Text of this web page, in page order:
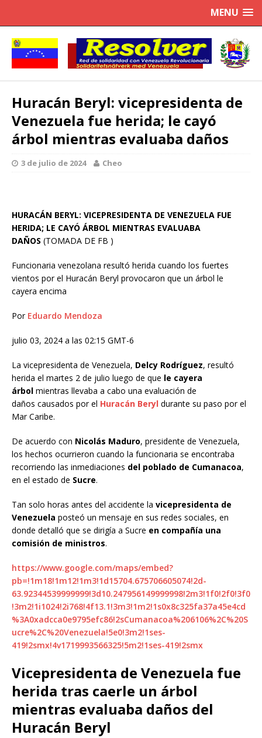
MENU
Huracán Beryl: vicepresidenta de
Venezuela fue herida; le cayó
árbol mientras evaluaba daños
3 de julio de 2024 Cheo
HURACÁN BERYL: VICEPRESIDENTA DE VENEZUELA FUE
HERIDA; LE CAYÓ ÁRBOL MIENTRAS EVALUABA
DAÑOS (TOMADA DE FB )
Funcionaria venezolana resultó herida cuando los fuertes
vientos por el Huracán Beryl provocaron que un árbol le
cayera encima
Por Eduardo Mendoza
julio 03, 2024 a las 02:15 GMT-6
La vicepresidenta de Venezuela, Delcy Rodríguez, resultó
herida el martes 2 de julio luego de que le cayera
árbol mientras llevaba a cabo una evaluación de
daños causados por el Huracán Beryl durante su paso por el
Mar Caribe.
De acuerdo con Nicolás Maduro, presidente de Venezuela,
los hechos ocurrieron cuando la funcionaria se encontraba
recorriendo las inmediaciones del poblado de Cumanacoa,
en el estado de Sucre.
Tan solo horas antes del accidente la vicepresidenta de
Venezuela posteó un mensaje en sus redes sociales, en
donde detalló que se dirigía a Sucre en compañía una
comisión de ministros.
https://www.google.com/maps/embed?
pb=!1m18!1m12!1m3!1d15704.675706605074!2d-
63.92344539999999!3d10.247956149999998!2m3!1f0!2f0!3f0
!3m2!1i1024!2i768!4f13.1!3m3!1m2!1s0x8c325fa37a45e4cd
%3A0xadcca0e9795efc86!2sCumanacoa%206106%2C%20S
ucre%2C%20Venezuela!5e0!3m2!1ses-
419!2smx!4v1719993566325!5m2!1ses-419!2smx
Vicepresidenta de Venezuela fue
herida tras caerle un árbol
mientras evaluaba daños del
Huracán Beryl